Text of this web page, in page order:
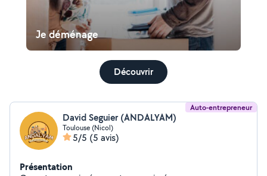
Je déménage
Découvrir
Auto-entrepreneur
David Seguier (ANDALYAM)
Toulouse (Nicol)
5/5 (5 avis)
Présentation